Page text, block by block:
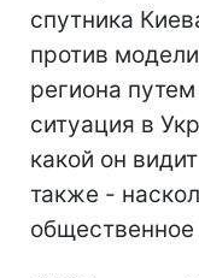
спутника
против
региона
ситуация в
какой он
также -